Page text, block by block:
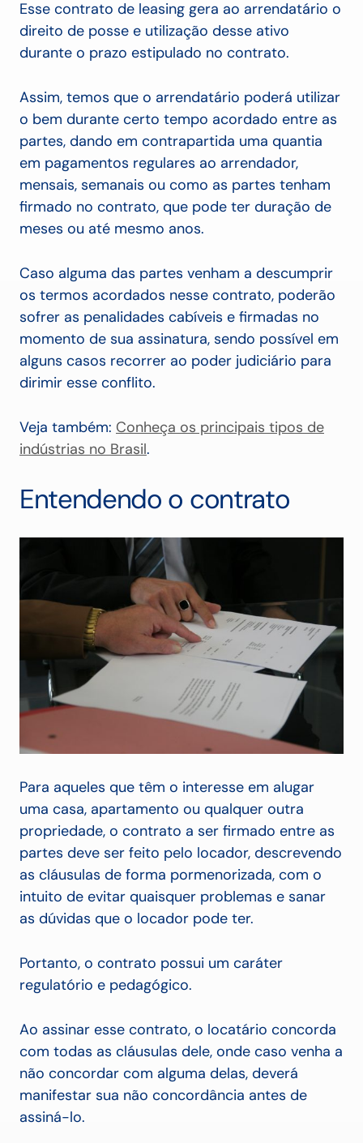
Esse contrato de leasing gera ao arrendatário o
direito de posse e utilização desse ativo
durante o prazo estipulado no contrato.
Assim, temos que o arrendatário poderá utilizar
o bem durante certo tempo acordado entre as
partes, dando em contrapartida uma quantia
em pagamentos regulares ao arrendador,
mensais, semanais ou como as partes tenham
firmado no contrato, que pode ter duração de
meses ou até mesmo anos.
Caso alguma das partes venham a descumprir
os termos acordados nesse contrato, poderão
sofrer as penalidades cabíveis e firmadas no
momento de sua assinatura, sendo possível em
alguns casos recorrer ao poder judiciário para
dirimir esse conflito.
Veja também: Conheça os principais tipos de
indústrias no Brasil.
Entendendo o contrato
Para aqueles que têm o interesse em alugar
uma casa, apartamento ou qualquer outra
propriedade, o contrato a ser firmado entre as
partes deve ser feito pelo locador, descrevendo
as cláusulas de forma pormenorizada, com o
intuito de evitar quaisquer problemas e sanar
as dúvidas que o locador pode ter.
Portanto, o contrato possui um caráter
regulatório e pedagógico.
Ao assinar esse contrato, o locatário concorda
com todas as cláusulas dele, onde caso venha a
não concordar com alguma delas, deverá
manifestar sua não concordância antes de
assiná-lo.